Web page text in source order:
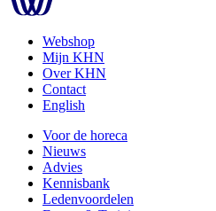
Webshop
Mijn KHN
Over KHN
Contact
English
Voor de horeca
Nieuws
Advies
Kennisbank
Ledenvoordelen